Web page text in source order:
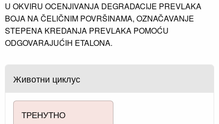
U OKVIRU OCENJIVANJA DEGRADACIJE PREVLAKA
BOJA NA ČELIČNIM POVRŠINAMA, OZNAČAVANJE
STEPENA KREDANJA PREVLAKA POMOĆU
ODGOVARAJUĆIH ETALONA.
Животни циклус
ТРЕНУТНО